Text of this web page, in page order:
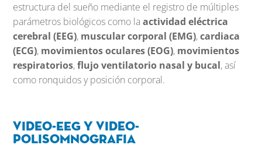
estructura del sueño mediante el registro de múltiples
parámetros biológicos como laactividad eléctrica
cerebral (EEG), muscular corporal (EMG),cardiaca
(ECG), movimientos oculares (EOG), movimientos
respiratorios,flujo ventilatorio nasal y bucal, así
como ronquidos y posición corporal.
Video-EEG y video-
polisomnografia